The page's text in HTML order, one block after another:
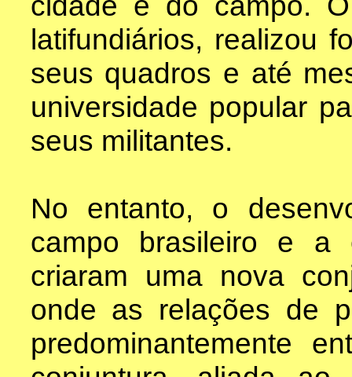
latifundiários, realizou
seus quadros e até
universidade popular
seus militantes.
No entanto, o
campo brasileiro e a
criaram uma nova
onde as relações de
predominantemente